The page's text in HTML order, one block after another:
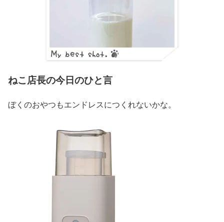
ねこ店長の今日のひと言
ぼくのおやつもエンドレスにつくれないかな。